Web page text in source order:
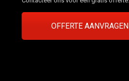
OFFERTE AANVRAGEN